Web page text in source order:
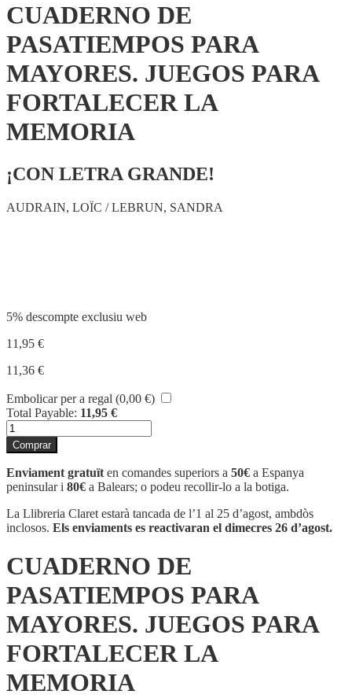
CUADERNO DE
PASATIEMPOS PARA
MAYORES. JUEGOS PARA
FORTALECER LA
MEMORIA
¡CON LETRA GRANDE!
AUDRAIN, LOÏC / LEBRUN, SANDRA
5% descompte exclusiu web
11,95 €
11,36 €
Embolicar per a regal (0,00 €)
Total Payable: 11,95 €
quantitat
de
CUADERNO
DE
PASATIEMPOS
PARA
MAYORES.
JUEGOS
LA
Comprar
Enviament gratuït en comandes superiors a 50€ a Espanya
peninsular i 80€ a Balears; o podeu recollir-lo a la botiga.
La Llibreria Claret estarà tancada de l’1 al 25 d’agost, ambdòs
inclosos. Els enviaments es reactivaran el dimecres 26 d’agost.
CUADERNO DE
PASATIEMPOS PARA
MAYORES. JUEGOS PARA
FORTALECER LA
MEMORIA